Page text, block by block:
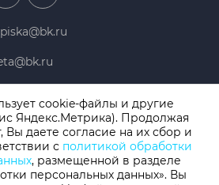
41-94-81
запись 08.11.2019 серия ЭЛ № ФС 77 -
cookie-файлы и другие
Яндекс.Метрика). Продолжая
Вы даете согласие на их сбор и
с политикой обработки
, размещенной в разделе
персональных данных». Вы